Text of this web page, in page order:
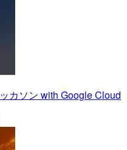
カソン with Google Cloud